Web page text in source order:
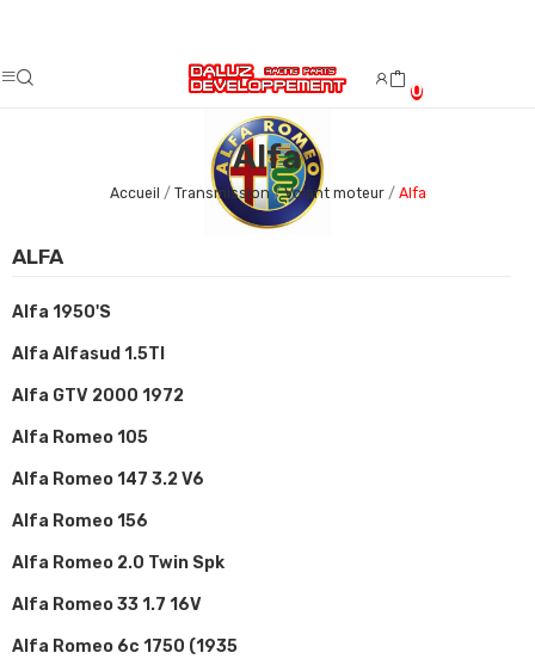
0
Alfa
Accueil Transmission Volant moteur Alfa
ALFA
Alfa 1950's
Alfa Alfasud 1.5TI
Alfa GTV 2000 1972
Alfa Romeo 105
Alfa Romeo 147 3.2 V6
Alfa Romeo 156
Alfa Romeo 2.0 Twin Spk
Alfa Romeo 33 1.7 16V
Alfa Romeo 6c 1750 (1935